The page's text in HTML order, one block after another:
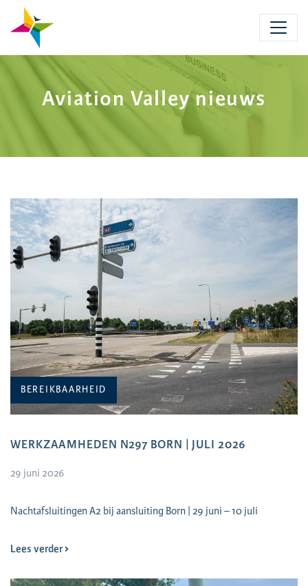
content
Aviation Valley nieuws
BEREIKBAARHEID
WERKZAAMHEDEN N297 BORN | JULI 2026
29 juni 2026
Nachtafsluitingen A2 bij aansluiting Born | 29 juni – 10 juli
Lees verder